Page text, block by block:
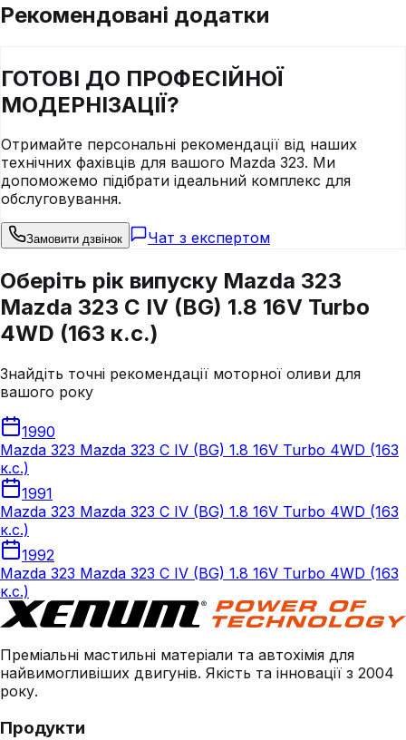
Рекомендовані додатки
ГОТОВІ ДО ПРОФЕСІЙНОЇ
МОДЕРНІЗАЦІЇ?
Отримайте персональні рекомендації від наших
технічних фахівців для вашого Mazda 323. Ми
допоможемо підібрати ідеальний комплекс для
обслуговування.
Замовити дзвінок Чат з експертом
Оберіть рік випуску Mazda 323
Mazda 323 C IV (BG) 1.8 16V Turbo
4WD (163 к.с.)
Знайдіть точні рекомендації моторної оливи для
вашого року
1990
Mazda 323 Mazda 323 C IV (BG) 1.8 16V Turbo 4WD (163
к.с.)
1991
Mazda 323 Mazda 323 C IV (BG) 1.8 16V Turbo 4WD (163
к.с.)
1992
Mazda 323 Mazda 323 C IV (BG) 1.8 16V Turbo 4WD (163
к.с.)
Преміальні мастильні матеріали та автохімія для
найвимогливіших двигунів. Якість та інновації з 2004
року.
Продукти